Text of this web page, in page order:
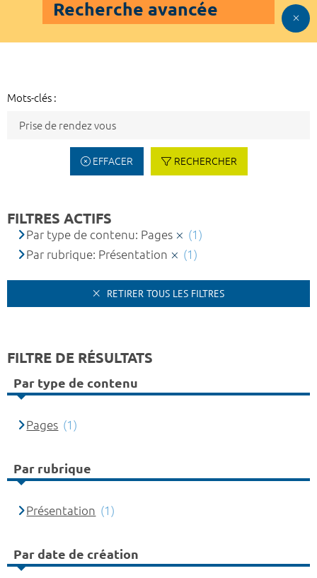
Recherche avancée
Mots-clés :
EFFACER RECHERCHER
FILTRES ACTIFS
Par type de contenu: Pages
(1)
Par rubrique: Présentation
(1)
RETIRER TOUS LES FILTRES
FILTRE DE RÉSULTATS
Par type de contenu
Pages (1)
Par rubrique
Présentation (1)
Par date de création